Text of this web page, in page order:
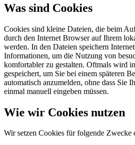
Was sind Cookies
Cookies sind kleine Dateien, die beim
durch den Internet Browser auf Ihrem
werden. In den Dateien speichern
Informationen, um die Nutzung von
komfortabler zu gestalten. Oftmals wird
gespeichert, um Sie bei einem späteren
automatisch anzumelden, ohne dass Sie
einmal manuell eingeben müssen.
Wie wir Cookies nutzen
Wir setzen Cookies für folgende Zwecke